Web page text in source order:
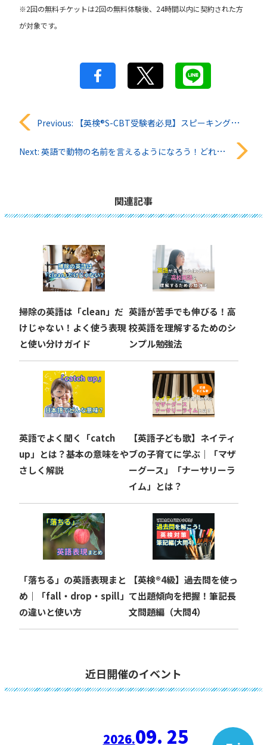
※2回の無料チケットは2回の無料体験後、24時間以内に契約された方
が対象です。
投
稿
ョ
ン
Previous: 【英検®︎S-CBT受験者必見】スピーキング問題の特徴と対策をまるっと解説！
Next: 英語で動物の名前を言えるようになろう！どれだけ知ってるかな？
関連記事
掃除の英語は「clean」だ
けじゃない！よく使う表現
と使い分けガイド
英語が苦手でも伸びる！高
校英語を理解するためのシ
ンプル勉強法
英語でよく聞く「catch
up」とは？基本の意味をや
さしく解説
【英語子ども歌】ネイティ
ブの子育てに学ぶ｜「マザ
ーグース」「ナーサリーラ
イム」とは？
「落ちる」の英語表現まと
め｜「fall・drop・spill」
の違いと使い方
【英検®︎4級】過去問を使っ
て出題傾向を把握！筆記長
文問題編（大問4）
近日開催のイベント
2026.09. 25